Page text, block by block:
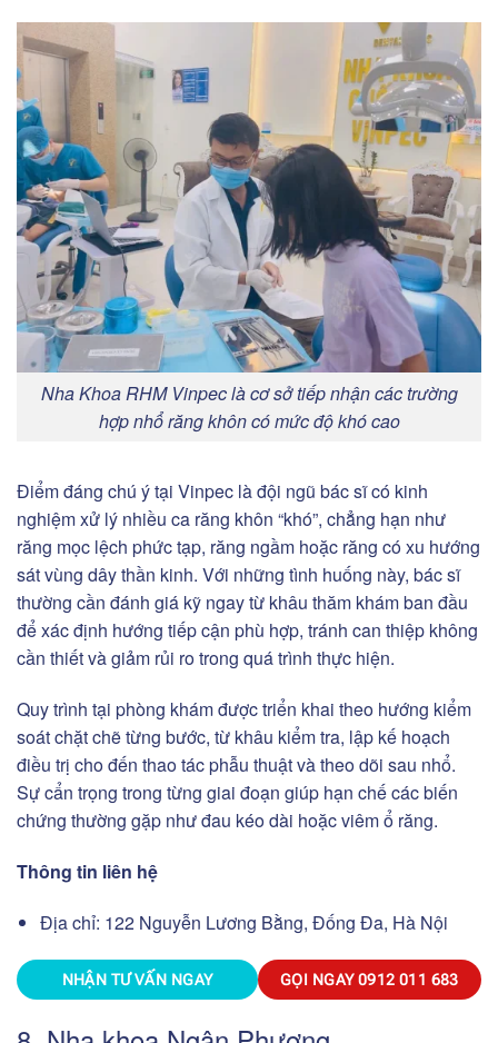
Nha Khoa RHM Vinpec là cơ sở tiếp nhận các trường
hợp nhổ răng khôn có mức độ khó cao
Điểm đáng chú ý tại Vinpec là đội ngũ bác sĩ có kinh
nghiệm xử lý nhiều ca răng khôn “khó”, chẳng hạn như
răng mọc lệch phức tạp, răng ngầm hoặc răng có xu hướng
sát vùng dây thần kinh. Với những tình huống này, bác sĩ
thường cần đánh giá kỹ ngay từ khâu thăm khám ban đầu
để xác định hướng tiếp cận phù hợp, tránh can thiệp không
cần thiết và giảm rủi ro trong quá trình thực hiện.
Quy trình tại phòng khám được triển khai theo hướng kiểm
soát chặt chẽ từng bước, từ khâu kiểm tra, lập kế hoạch
điều trị cho đến thao tác phẫu thuật và theo dõi sau nhổ.
Sự cẩn trọng trong từng giai đoạn giúp hạn chế các biến
chứng thường gặp như đau kéo dài hoặc viêm ổ răng.
Thông tin liên hệ
Địa chỉ: 122 Nguyễn Lương Bằng, Đống Đa, Hà Nội
NHẬN TƯ VẤN NGAY GỌI NGAY0912 011 683